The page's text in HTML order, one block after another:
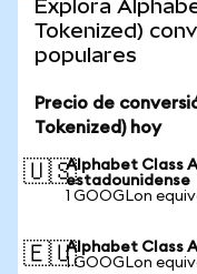
Explora
Tokenized)
populares
Precio de
Tokenized) hoy
🇺🇸Alphabet Class
estadounidense
1 GOOGLon
🇪🇺Alphabet Class
1 GOOGLon